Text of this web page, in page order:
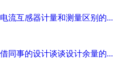
电流互感器计量和测量区别的...
借同事的设计谈谈设计余量的...